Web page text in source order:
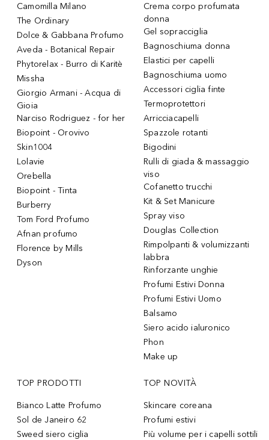
Camomilla Milano
The Ordinary
Dolce & Gabbana Profumo
Aveda - Botanical Repair
Phytorelax - Burro di Karitè
Missha
Giorgio Armani - Acqua di
Gioia
Narciso Rodriguez - for her
Biopoint - Orovivo
Skin1004
Lolavie
Orebella
Biopoint - Tinta
Burberry
Tom Ford Profumo
Afnan profumo
Florence by Mills
Dyson
Crema corpo profumata
donna
Gel sopracciglia
Bagnoschiuma donna
Elastici per capelli
Bagnoschiuma uomo
Accessori ciglia finte
Termoprotettori
Arricciacapelli
Spazzole rotanti
Bigodini
Rulli di giada & massaggio
viso
Cofanetto trucchi
Kit & Set Manicure
Spray viso
Douglas Collection
Rimpolpanti & volumizzanti
labbra
Rinforzante unghie
Profumi Estivi Donna
Profumi Estivi Uomo
Balsamo
Siero acido ialuronico
Phon
Make up
TOP PRODOTTI
Bianco Latte Profumo
Sol de Janeiro 62
Sweed siero ciglia
TOP NOVITÀ
Skincare coreana
Profumi estivi
Più volume per i capelli sottili